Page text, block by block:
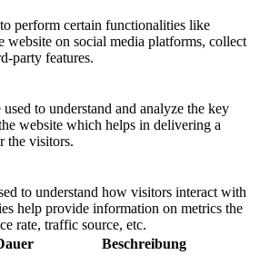
perform certain functionalities like
website on social media platforms, collect
party features.
to understand and analyze the key
website which helps in delivering a
the visitors.
to understand how visitors interact with
help provide information on metrics the
rate, traffic source, etc.
Beschreibung